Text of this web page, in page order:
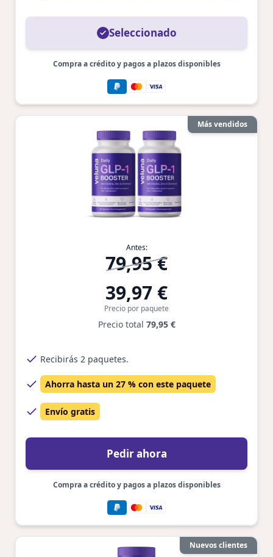
Nuevos clientes
Seleccionado
Compra a crédito y pagos a plazos disponibles
Más vendidos
Antes:
79,95 €
39,97 €
Precio por paquete
Precio total 79,95 €
Recibirás 2 paquetes.
Ahorra hasta un 27 % con este paquete
Envío gratis
Pedir ahora
Compra a crédito y pagos a plazos disponibles